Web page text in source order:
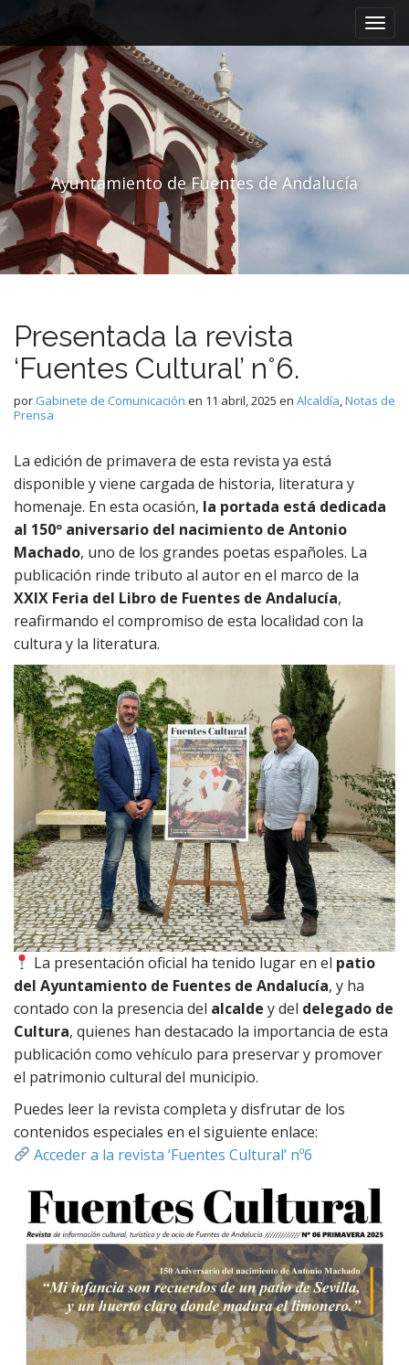
Menú principal
Saltar al contenido
Ayuntamiento de Fuentes de Andalucía
Presentada la revista
‘Fuentes Cultural’ n°6.
por Gabinete de Comunicación en 11 abril, 2025 en Alcaldía,Notas de
Prensa
La edición de primavera de esta revista ya está
disponible y viene cargada de historia, literatura y
homenaje. En esta ocasión, la portada está dedicada
al 150º aniversario del nacimiento de Antonio
Machado, uno de los grandes poetas españoles. La
publicación rinde tributo al autor en el marco de la
XXIX Feria del Libro de Fuentes de Andalucía,
reafirmando el compromiso de esta localidad con la
cultura y la literatura.
La presentación oficial ha tenido lugar en el patio
del Ayuntamiento de Fuentes de Andalucía, y ha
contado con la presencia del alcalde y del delegado de
Cultura, quienes han destacado la importancia de esta
publicación como vehículo para preservar y promover
el patrimonio cultural del municipio.
Puedes leer la revista completa y disfrutar de los
contenidos especiales en el siguiente enlace:
Acceder a la revista ‘Fuentes Cultural’ nº6